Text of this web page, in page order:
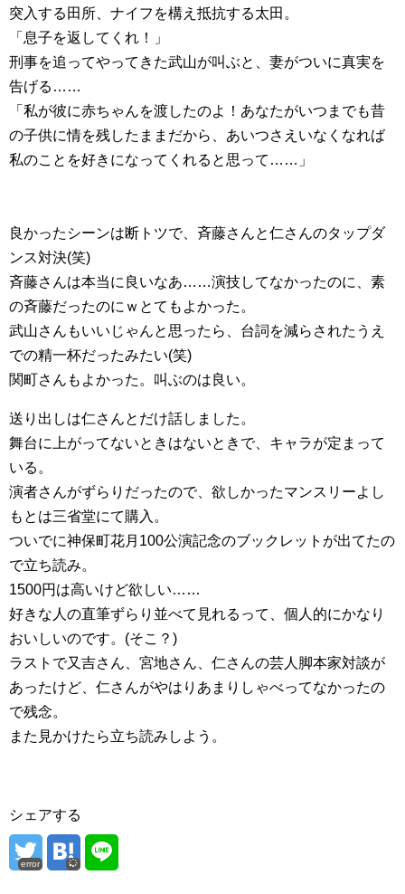
突入する田所、ナイフを構え抵抗する太田。
「息子を返してくれ！」
刑事を追ってやってきた武山が叫ぶと、妻がついに真実を
告げる……
「私が彼に赤ちゃんを渡したのよ！あなたがいつまでも昔
の子供に情を残したままだから、あいつさえいなくなれば
私のことを好きになってくれると思って……」
良かったシーンは断トツで、斉藤さんと仁さんのタップダ
ンス対決(笑)
斉藤さんは本当に良いなあ……演技してなかったのに、素
の斉藤だったのにｗとてもよかった。
武山さんもいいじゃんと思ったら、台詞を減らされたうえ
での精一杯だったみたい(笑)
関町さんもよかった。叫ぶのは良い。
送り出しは仁さんとだけ話しました。
舞台に上がってないときはないときで、キャラが定まって
いる。
演者さんがずらりだったので、欲しかったマンスリーよし
もとは三省堂にて購入。
ついでに神保町花月100公演記念のブックレットが出てたの
で立ち読み。
1500円は高いけど欲しい……
好きな人の直筆ずらり並べて見れるって、個人的にかなり
おいしいのです。(そこ？)
ラストで又吉さん、宮地さん、仁さんの芸人脚本家対談が
あったけど、仁さんがやはりあまりしゃべってなかったの
で残念。
また見かけたら立ち読みしよう。
シェアする
error